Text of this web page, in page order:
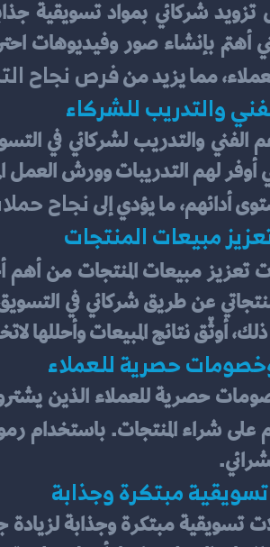
مما يزيد من فرص نجاح
والتدريب للشركاء
أدائهم، ما يؤدي إلى نجاح
مبيعات المنتجات
تعزيز مبيعات المنتجات من أهم
أوثّق نتائج المبيعات وأحللها
حصرية للعملاء
على شراء المنتجات. باستخدام
مبتكرة وجذابة